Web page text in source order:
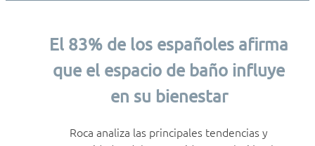
El 83% de los españoles afirma
que el espacio de baño influye
en su bienestar
Roca analiza las principales tendencias y